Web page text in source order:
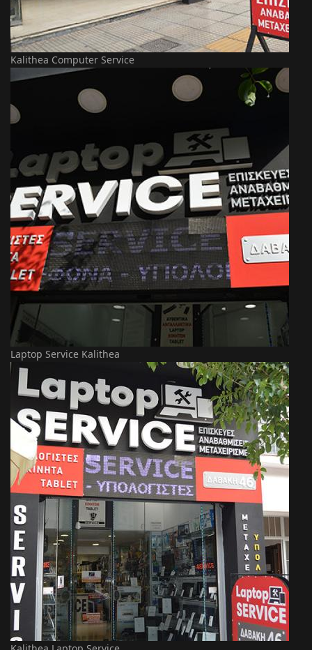
Kalithea Computer Service
Laptop Service Kalithea